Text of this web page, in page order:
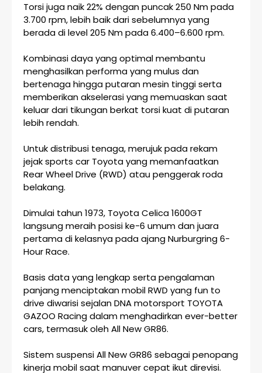
Torsi juga naik 22% dengan puncak 250 Nm pada
3.700 rpm, lebih baik dari sebelumnya yang
berada di level 205 Nm pada 6.400–6.600 rpm.
Kombinasi daya yang optimal membantu
menghasilkan performa yang mulus dan
bertenaga hingga putaran mesin tinggi serta
memberikan akselerasi yang memuaskan saat
keluar dari tikungan berkat torsi kuat di putaran
lebih rendah.
Untuk distribusi tenaga, merujuk pada rekam
jejak sports car Toyota yang memanfaatkan
Rear Wheel Drive (RWD) atau penggerak roda
belakang.
Dimulai tahun 1973, Toyota Celica 1600GT
langsung meraih posisi ke-6 umum dan juara
pertama di kelasnya pada ajang Nurburgring 6-
Hour Race.
Basis data yang lengkap serta pengalaman
panjang menciptakan mobil RWD yang fun to
drive diwarisi sejalan DNA motorsport TOYOTA
GAZOO Racing dalam menghadirkan ever-better
cars, termasuk oleh All New GR86.
Sistem suspensi All New GR86 sebagai penopang
kinerja mobil saat manuver cepat ikut direvisi.